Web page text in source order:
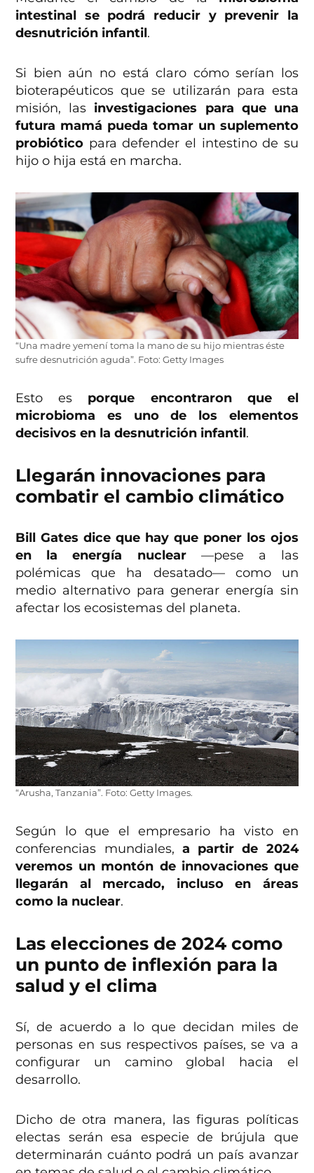
intestinal se podrá reducir y prevenir la
desnutrición infantil.
Si bien aún no está claro cómo serían los
bioterapéuticos que se utilizarán para esta
misión, las investigaciones para que una
futura mamá pueda tomar un suplemento
probiótico para defender el intestino de su
hijo o hija está en marcha.
“Una madre yemení toma la mano de su hijo mientras éste
sufre desnutrición aguda”. Foto: Getty Images
Esto es porque encontraron que el
microbioma es uno de los elementos
decisivos en la desnutrición infantil.
Llegarán innovaciones para
combatir el cambio climático
Bill Gates dice que hay que poner los ojos
en la energía nuclear—pese a las
polémicas que ha desatado— como un
medio alternativo para generar energía sin
afectar los ecosistemas del planeta.
“Arusha, Tanzania”. Foto: Getty Images.
Según lo que el empresario ha visto en
conferencias mundiales, a partir de 2024
veremos un montón de innovaciones que
llegarán al mercado, incluso en áreas
como la nuclear.
Las elecciones de 2024 como
un punto de inflexión para la
salud y el clima
Sí, de acuerdo a lo que decidan miles de
personas en sus respectivos países, se va a
configurar un camino global hacia el
desarrollo.
Dicho de otra manera, las figuras políticas
electas serán esa especie de brújula que
determinarán cuánto podrá un país avanzar